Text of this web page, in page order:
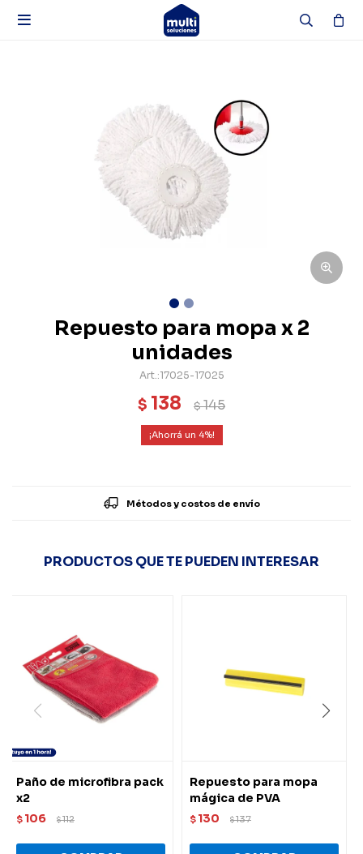

Repuesto para mopa x 2
unidades
17025-17025
$ 138 $145
4
Métodos y costos de envío
PRODUCTOS QUE TE PUEDEN INTERESAR
Paño de microfibra pack
x2
$ 106 $112
Repuesto para mopa
mágica de PVA
$ 130 $137